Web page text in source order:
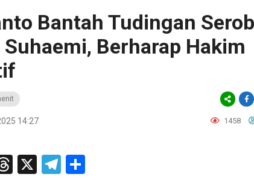
Bantah Tudingan
Suhaemi, Berharap Hakim
14:27 1458
Threads
X Telegram